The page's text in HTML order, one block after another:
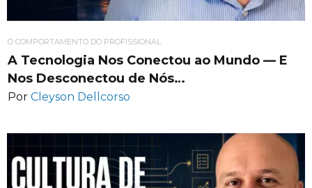
O COMPORTAMENTO DO PROFISSIONAL
A Tecnologia Nos Conectou ao Mundo — E
Nos Desconectou de Nós…
Por Cleyson Dellcorso